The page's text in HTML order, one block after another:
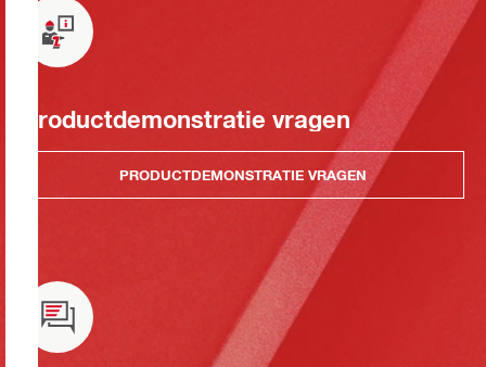
Productdemonstratie vragen
PRODUCTDEMONSTRATIE VRAGEN